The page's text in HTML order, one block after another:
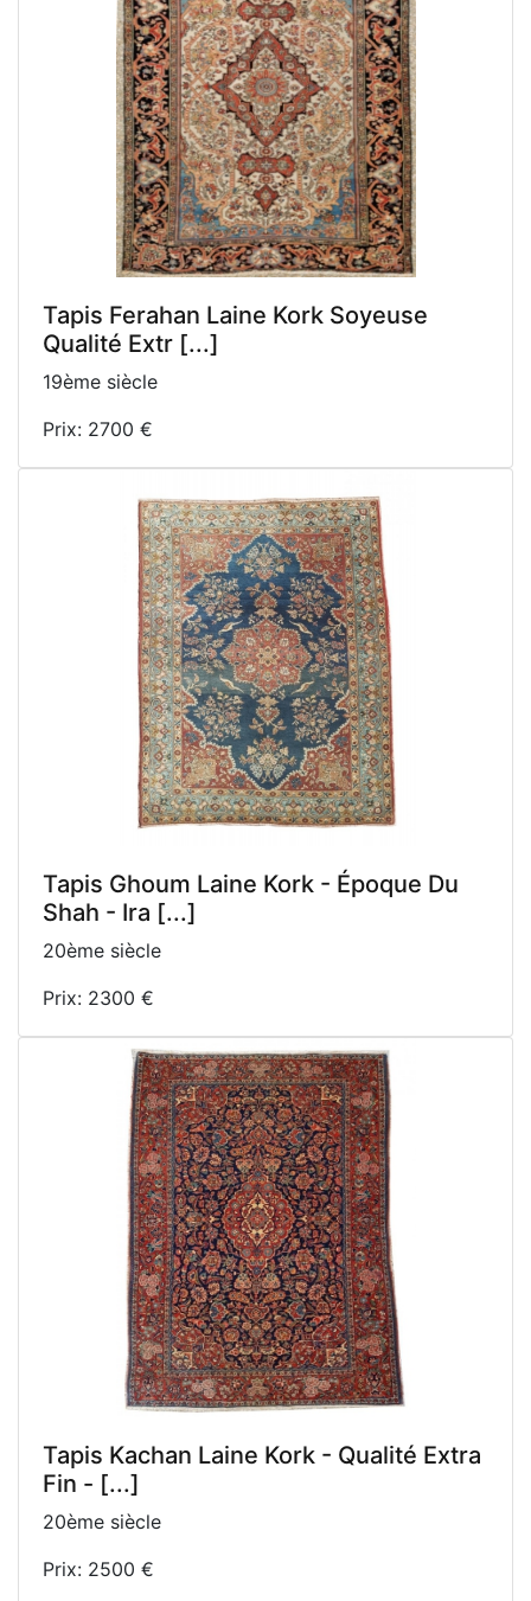
Tapis Ferahan Laine Kork Soyeuse
Qualité Extr [...]
19ème siècle
Prix: 2700 €
Tapis Ghoum Laine Kork - Époque Du
Shah - Ira [...]
20ème siècle
Prix: 2300 €
Tapis Kachan Laine Kork - Qualité Extra
Fin - [...]
20ème siècle
Prix: 2500 €